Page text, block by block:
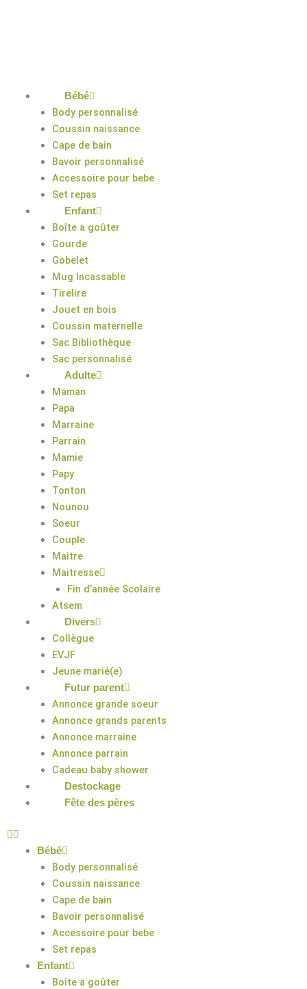
Bébé
Body personnalisé
Coussin naissance
Cape de bain
Bavoir personnalisé
Accessoire pour bebe
Set repas
Enfant
Boîte a goûter
Gourde
Gobelet
Mug Incassable
Tirelire
Jouet en bois
Coussin maternelle
Sac Bibliothèque
Sac personnalisé
Adulte
Maman
Papa
Marraine
Parrain
Mamie
Papy
Tonton
Nounou
Soeur
Couple
Maitre
Maitresse
Fin d’année Scolaire
Atsem
Divers
Collègue
EVJF
Jeune marié(e)
Futur parent
Annonce grande soeur
Annonce grands parents
Annonce marraine
Annonce parrain
Cadeau baby shower
Destockage
Fête des pères
Bébé
Body personnalisé
Coussin naissance
Cape de bain
Bavoir personnalisé
Accessoire pour bebe
Set repas
Enfant
Boîte a goûter